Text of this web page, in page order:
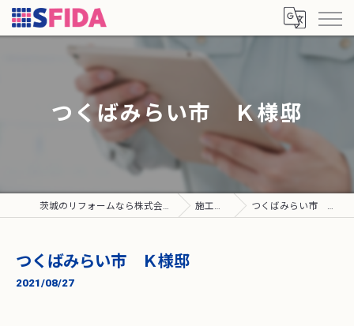
つくばみらい市 Ｋ様邸
茨城のリフォームなら株式会社SFIDA 施工実績 つくばみらい市 Ｋ様邸
つくばみらい市 Ｋ様邸
2021/08/27